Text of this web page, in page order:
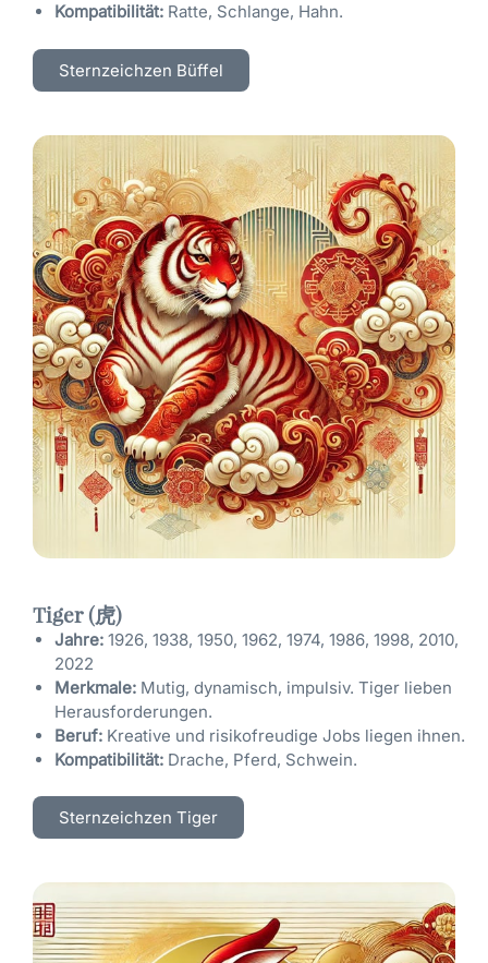
Kompatibilität: Ratte, Schlange, Hahn.
Sternzeichzen Büffel
Tiger (虎)
Jahre: 1926, 1938, 1950, 1962, 1974, 1986, 1998, 2010,
2022
Merkmale: Mutig, dynamisch, impulsiv. Tiger lieben
Herausforderungen.
Beruf: Kreative und risikofreudige Jobs liegen ihnen.
Kompatibilität: Drache, Pferd, Schwein.
Sternzeichzen Tiger